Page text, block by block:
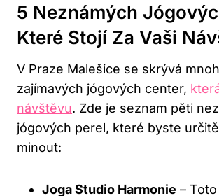
5 Neznámých
Které Stojí Za Vaši
V Praze Malešice se skrývá
zajímavých jógových center,
návštěvu. Zde je seznam pěti
jógových perel, které byste
minout:
Joga Studio Harmonie –